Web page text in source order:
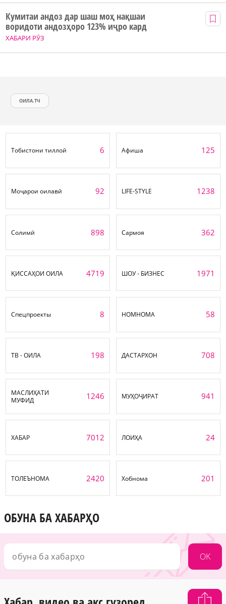
ХАБАРИ РӮЗ
Кумитаи андоз дар шаш моҳ нақшаи
воридоти андозҳоро 123% иҷро кард
ОИЛА.ТЧ
Тобистони тиллоӣ 6 Афиша 125
Моҷарои оилавӣ 92 LIFE-STYLE 1238
Солимӣ 898 Сармоя 362
ҚИССАҲОИ ОИЛА 4719 ШОУ - БИЗНЕС 1971
Спецпроекты 8 НОМНОМА 58
ТВ - ОИЛА 198 ДАСТАРХОН 708
МАСЛИҲАТИ
МУФИД
1246 МУҲОҶИРАТ 941
ХАБАР 7012 ЛОИҲА 24
ТОЛЕЪНОМА 2420 Хобнома 201
ОБУНА БА ХАБАРҲО
OK